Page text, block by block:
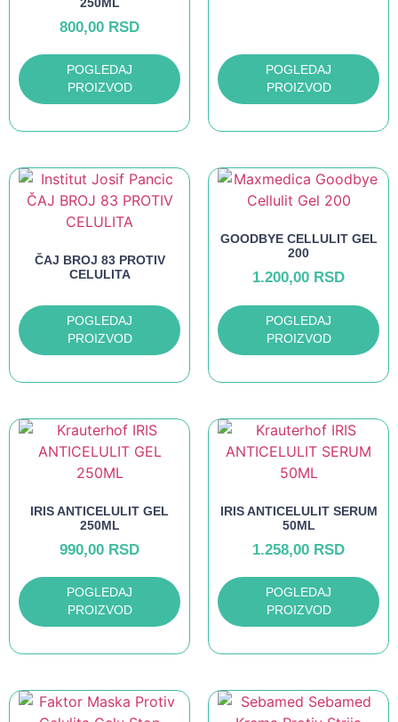
800,00 RSD
POGLEDAJ
PROIZVOD
POGLEDAJ
PROIZVOD
ČAJ BROJ 83 PROTIV
CELULITA
POGLEDAJ
PROIZVOD
GOODBYE CELLULIT GEL
200
1.200,00 RSD
POGLEDAJ
PROIZVOD
IRIS ANTICELULIT GEL
250ML
990,00 RSD
POGLEDAJ
PROIZVOD
IRIS ANTICELULIT SERUM
50ML
1.258,00 RSD
POGLEDAJ
PROIZVOD